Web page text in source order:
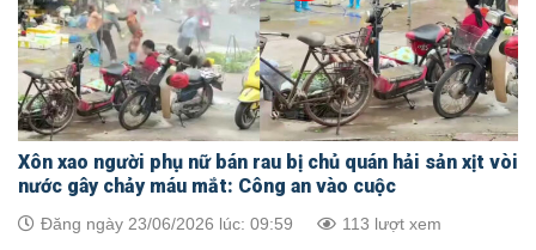
Xôn xao người phụ nữ bán rau bị chủ quán hải sản xịt vòi
nước gây chảy máu mắt: Công an vào cuộc
Đăng ngày 23/06/2026 lúc: 09:59 113 lượt xem